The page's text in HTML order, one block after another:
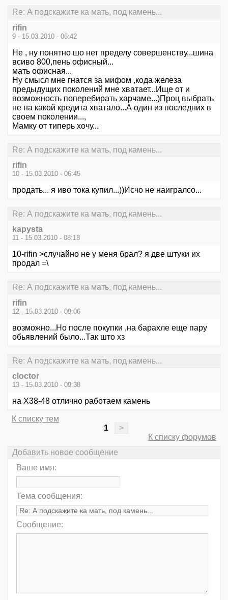
Re: А подскажите ка мать, под камень...
rifin
9 - 15.03.2010 - 06:42
Не , ну понятно шо нет пределу совершенству...шина
всиво 800,пень офисный...
мать офисная...
Ну смысл мне гнатся за мифом ,кода железа
предыдущих поколений мне хватает...Ище от и
возможность поперебирать харчаме...)Проц выбрать
не на какой кредита хватало...А один из последних в
своем поколении...,
Мамку от типерь хочу...
Re: А подскажите ка мать, под камень...
rifin
10 - 15.03.2010 - 06:45
продать... я иво тока купил...))Исчо не наигралсо...
Re: А подскажите ка мать, под камень...
kapysta
11 - 15.03.2010 - 08:18
10-rifin >случайно не у меня брал? я две штуки их
продал =\
Re: А подскажите ка мать, под камень...
rifin
12 - 15.03.2010 - 09:06
возможно...Но после покупки ,на барахле еще пару
обьявлений было...Так што хз
Re: А подскажите ка мать, под камень...
cloctor
13 - 15.03.2010 - 09:38
на Х38-48 отлично работаем камень
К списку тем
1
>
К списку форумов
Добавить новое сообщение
Ваше имя:
Тема сообщения:
Сообщение: